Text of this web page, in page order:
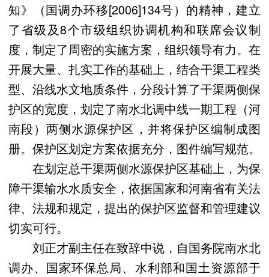
知》（国调办环移[2006]134号）的精神，建立
了省级及8个市级组织协调机构和联席会议制
度，制定了周密的实施方案，组织领导有力。在
开展大量、扎实工作的基础上，结合干渠工程类
型、沿线水文地质条件，分段计算了干渠两侧保
护区的宽度，划定了南水北调中线一期工程（河
南段）两侧水源保护区，并将保护区编制成图
册。保护区划定方案依据充分，图件编写规范。
在划定总干渠两侧水源保护区基础上，为保
障干渠输水水质安全，依据国家和河南省有关法
律、法规和规定，提出的保护区监督和管理建议
切实可行。
刘正才副主任在致辞中说，自国务院南水北
调办、国家环保总局、水利部和国土资源部于